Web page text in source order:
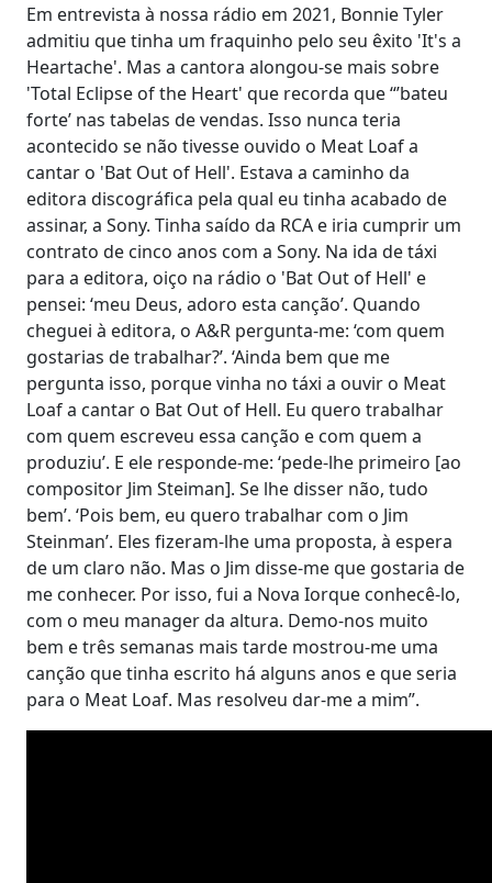
Em entrevista à nossa rádio em 2021, Bonnie Tyler
admitiu que tinha um fraquinho pelo seu êxito 'It's a
Heartache'. Mas a cantora alongou-se mais sobre
'Total Eclipse of the Heart' que recorda que “’bateu
forte’ nas tabelas de vendas. Isso nunca teria
acontecido se não tivesse ouvido o Meat Loaf a
cantar o 'Bat Out of Hell'. Estava a caminho da
editora discográfica pela qual eu tinha acabado de
assinar, a Sony. Tinha saído da RCA e iria cumprir um
contrato de cinco anos com a Sony. Na ida de táxi
para a editora, oiço na rádio o 'Bat Out of Hell' e
pensei: ‘meu Deus, adoro esta canção’. Quando
cheguei à editora, o A&R pergunta-me: ‘com quem
gostarias de trabalhar?’. ‘Ainda bem que me
pergunta isso, porque vinha no táxi a ouvir o Meat
Loaf a cantar o Bat Out of Hell. Eu quero trabalhar
com quem escreveu essa canção e com quem a
produziu’. E ele responde-me: ‘pede-lhe primeiro [ao
compositor Jim Steiman]. Se lhe disser não, tudo
bem’. ‘Pois bem, eu quero trabalhar com o Jim
Steinman’. Eles fizeram-lhe uma proposta, à espera
de um claro não. Mas o Jim disse-me que gostaria de
me conhecer. Por isso, fui a Nova Iorque conhecê-lo,
com o meu manager da altura. Demo-nos muito
bem e três semanas mais tarde mostrou-me uma
canção que tinha escrito há alguns anos e que seria
para o Meat Loaf. Mas resolveu dar-me a mim”.